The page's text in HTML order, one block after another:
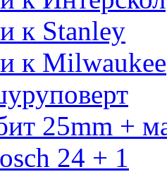
к Stanley
к Milwaukee
25mm +
24 + 1